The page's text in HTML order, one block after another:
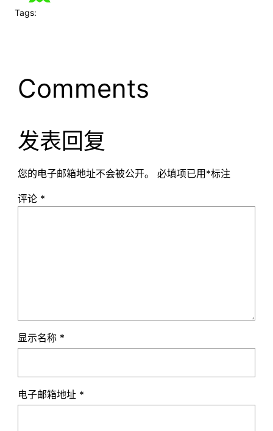
Tags:
Comments
发表回复
您的电子邮箱地址不会被公开。 必填项已用*标注
评论 *
显示名称 *
电子邮箱地址 *